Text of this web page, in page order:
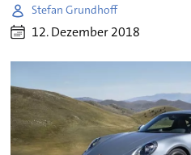
Stefan Grundhoff
12. Dezember 2018